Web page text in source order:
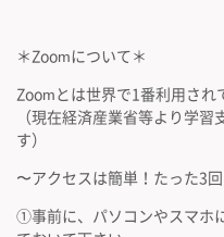
＊Zoomについて＊
Zoomとは世界で1番利用さ
（現在経済産業省等より学
す）
〜アクセスは簡単！たった3
①事前に、パソコンやスマホ